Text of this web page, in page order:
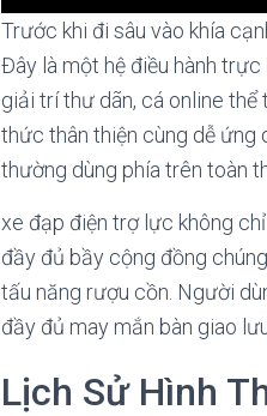
Trước khi đi sâu vào khía
Đây là một hệ điều hành
giải trí thư dãn, cá online
thức thân thiện cùng dễ ứng
thường dùng phía trên toàn
xe đạp điện trợ lực không
đầy đủ bầy cộng đồng
tấu năng rượu cồn. Người
đầy đủ may mắn bàn giao
Lịch Sử Hình